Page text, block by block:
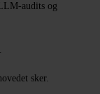
audits og
sker.